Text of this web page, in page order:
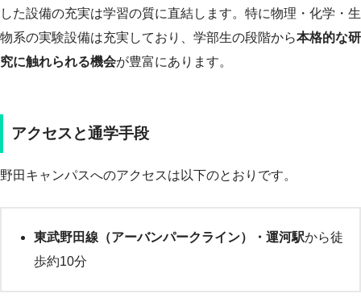
した設備の充実は学習の質に直結します。特に物理・化学・生
物系の実験設備は充実しており、学部生の段階から本格的な研
究に触れられる機会が豊富にあります。
アクセスと通学手段
野田キャンパスへのアクセスは以下のとおりです。
東武野田線（アーバンパークライン）・運河駅から徒
歩約10分